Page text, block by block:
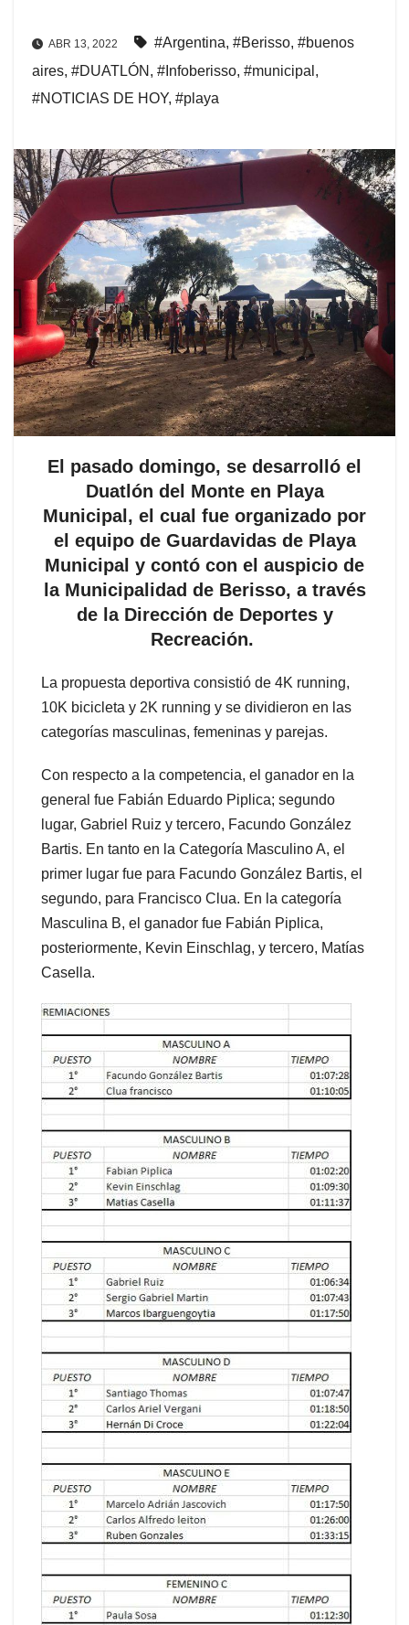
ABR 13, 2022 #Argentina, #Berisso, #buenos
aires, #DUATLÓN , #Infoberisso, #municipal ,
#NOTICIAS DE HOY, #playa
El pasado domingo, se desarrolló el
Duatlón del Monte en Playa
Municipal, el cual fue organizado por
el equipo de Guardavidas de Playa
Municipal y contó con el auspicio de
la Municipalidad de Berisso, a través
de la Dirección de Deportes y
Recreación.
La propuesta deportiva consistió de 4K running,
10K bicicleta y 2K running y se dividieron en las
categorías masculinas, femeninas y parejas.
Con respecto a la competencia, el ganador en la
general fue Fabián Eduardo Piplica; segundo
lugar, Gabriel Ruiz y tercero, Facundo González
Bartis. En tanto en la Categoría Masculino A, el
primer lugar fue para Facundo González Bartis, el
segundo, para Francisco Clua. En la categoría
Masculina B, el ganador fue Fabián Piplica,
posteriormente, Kevin Einschlag, y tercero, Matías
Casella.